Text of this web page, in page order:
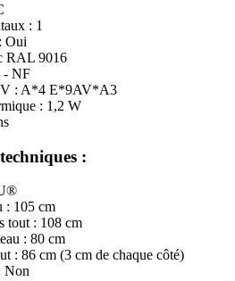
: 1
Oui
RAL 9016
- NF
: A*4 E*9AV*A3
: 1,2 W
:
: 105 cm
tout : 108 cm
: 80 cm
: 86 cm (3 cm de chaque côté)
Non